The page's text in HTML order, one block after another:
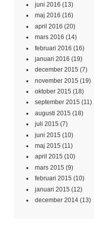
juni 2016 (13)
maj 2016 (16)
april 2016 (20)
mars 2016 (14)
februari 2016 (16)
januari 2016 (19)
december 2015 (7)
november 2015 (19)
oktober 2015 (18)
september 2015 (11)
augusti 2015 (18)
juli 2015 (7)
juni 2015 (10)
maj 2015 (11)
april 2015 (10)
mars 2015 (9)
februari 2015 (10)
januari 2015 (12)
december 2014 (13)